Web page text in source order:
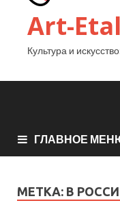
Art-
Культура и
ГЛАВНОЕ
МЕТКА: В